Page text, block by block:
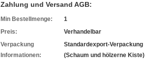
Zahlung und Versand AGB:
Min Bestellmenge:
1
Preis:
Verhandelbar
Verpackung
Informationen:
Standardexport-Verpackung
(Schaum und hölzerne Kiste)